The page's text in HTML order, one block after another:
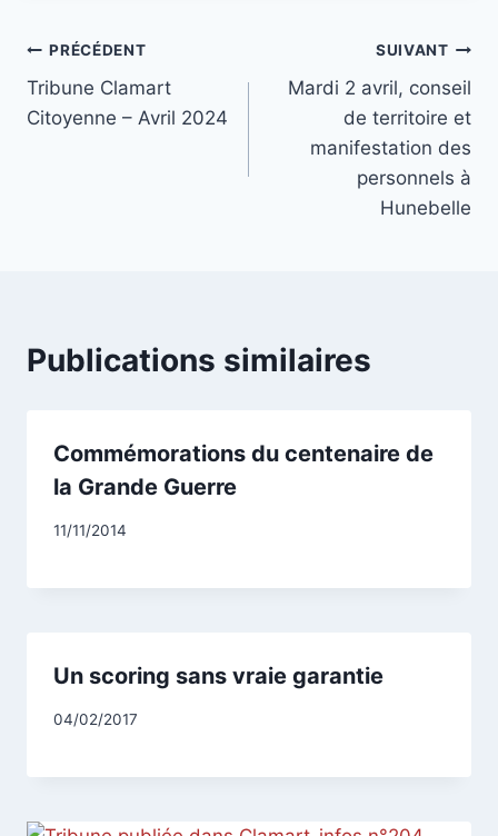
Navigation
de
PRÉCÉDENT
Tribune Clamart
Citoyenne – Avril 2024
SUIVANT
Mardi 2 avril, conseil
de territoire et
manifestation des
personnels à
Hunebelle
Publications similaires
Commémorations du centenaire de
la Grande Guerre
Par
11/11/2014
Un scoring sans vraie garantie
Par
04/02/2017